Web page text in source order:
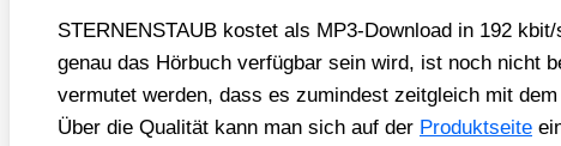
STERNENSTAUB kos­tet als MP3-Down­load in 192
genau das Hör­buch ver­füg­bar sein wird, ist noch nicht
ver­mu­tet wer­den, dass es zumin­dest zeit­gleich mit
Über die Qua­li­tät kann man sich auf der Pro­dukt­sei­te